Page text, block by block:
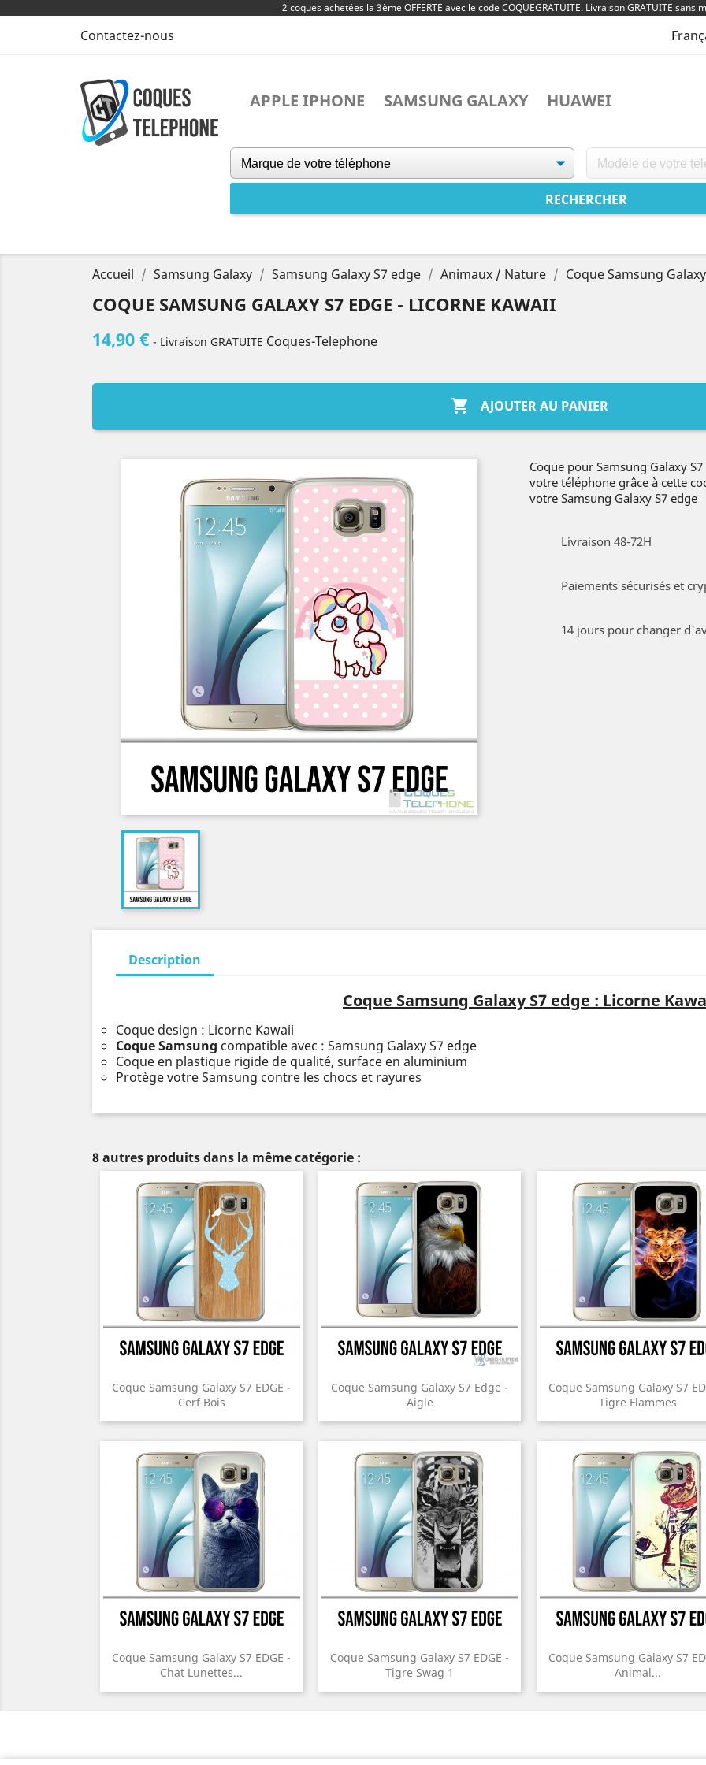
2 coques achetées la 3ème OFFERTE avec le code COQUEGRATUITE. Livraison GRATUITE sans
Contactez-nous
APPLE IPHONE SAMSUNG GALAXY HUAWEI
Accueil Samsung Galaxy Samsung Galaxy S7 edge Animaux / Nature Coque Samsung
COQUE SAMSUNG GALAXY S7 EDGE - LICORNE KAWAII
14,90 € - Livraison GRATUITE Coques-Telephone
 AJOUTER AU PANIER
Coque pour Samsung Galaxy
votre téléphone grâce à cette
votre Samsung Galaxy S7 edge
Livraison 48-72H
Paiements sécurisés et
14 jours pour changer
Description
Coque Samsung Galaxy S7 edge : Licorne
Coque design : Licorne Kawaii
Coque Samsung compatible avec : Samsung Galaxy S7 edge
Coque en plastique rigide de qualité, surface en aluminium
Protège votre Samsung contre les chocs et rayures
8 autres produits dans la même catégorie :
Coque Samsung Galaxy S7 EDGE -
Cerf Bois
Coque Samsung Galaxy S7 Edge -
Aigle
Coque Samsung Galaxy S7
Tigre Flammes
Coque Samsung Galaxy S7 EDGE -
Chat Lunettes...
Coque Samsung Galaxy S7 EDGE -
Tigre Swag 1
Coque Samsung Galaxy S7
Animal...